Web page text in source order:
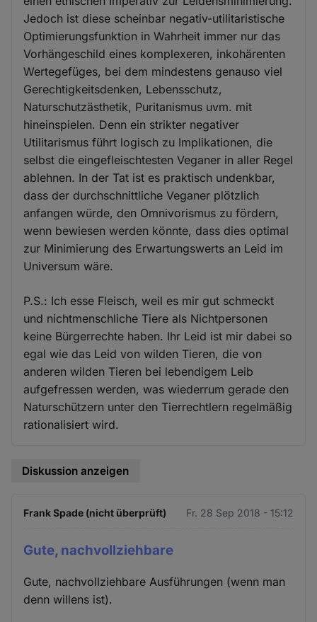
Jedoch ist diese scheinbar negativ-utilitaristische
Optimierungsfunktion in Wahrheit immer nur das
Vorhängeschild eines komplexeren, inkohärenten
Wertegefüges, bei dem mindestens genauso viel
Gerechtigkeitsdenken, Lebensschutz,
Naturschutzästhetik, Puritanismus uvm. mit
hineinspielen. Denn ein strikter negativer
Utilitarismus führt logisch zu Implikationen, die
selbst die eingefleischtesten Veganer in aller Regel
ablehnen. In der Tat ist es praktisch undenkbar,
dass der durchschnittliche Veganer plötzlich
anfangen würde, den Omnivorismus zu fördern,
wenn bewiesen werden könnte, dass dies optimal
zur Minimierung des Erwartungswerts an Leid im
Universum wäre.
P.S.: Ich esse Fleisch, weil es mir gut schmeckt
und nichtmenschliche Tiere als Nichtpersonen
keine Bürgerrechte haben. Ihr Leid ist mir dabei so
egal wie das Leid von wilden Tieren, die von
anderen wilden Tieren bei lebendigem Leib
aufgefressen werden, was wiederrum gerade den
Naturschützern unter den Tierrechtlern regelmäßig
rationalisiert wird.
Diskussion anzeigen
Frank Spade (nicht überprüft) Fr. 28 Sep 2018 - 15:12
Gute, nachvollziehbare
Gute, nachvollziehbare Ausführungen (wenn man
denn willens ist).